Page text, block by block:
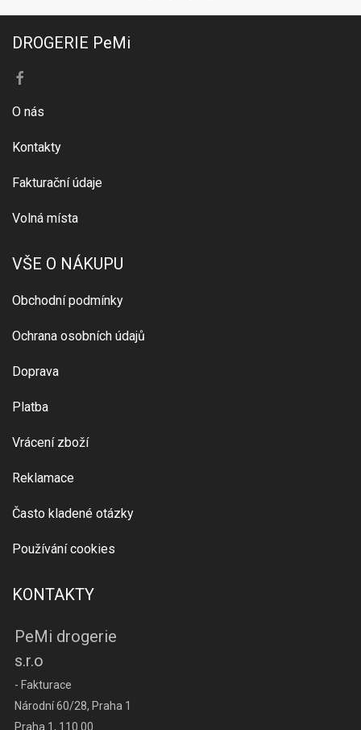
DROGERIE PeMi
O nás
Kontakty
Fakturační údaje
Volná místa
VŠE O NÁKUPU
Obchodní podmínky
Ochrana osobních údajů
Doprava
Platba
Vrácení zboží
Reklamace
Často kladené otázky
Používání cookies
KONTAKTY
PeMi drogerie
s.r.o
- Fakturace
Národní 60/28, Praha 1
Praha 1, 110 00